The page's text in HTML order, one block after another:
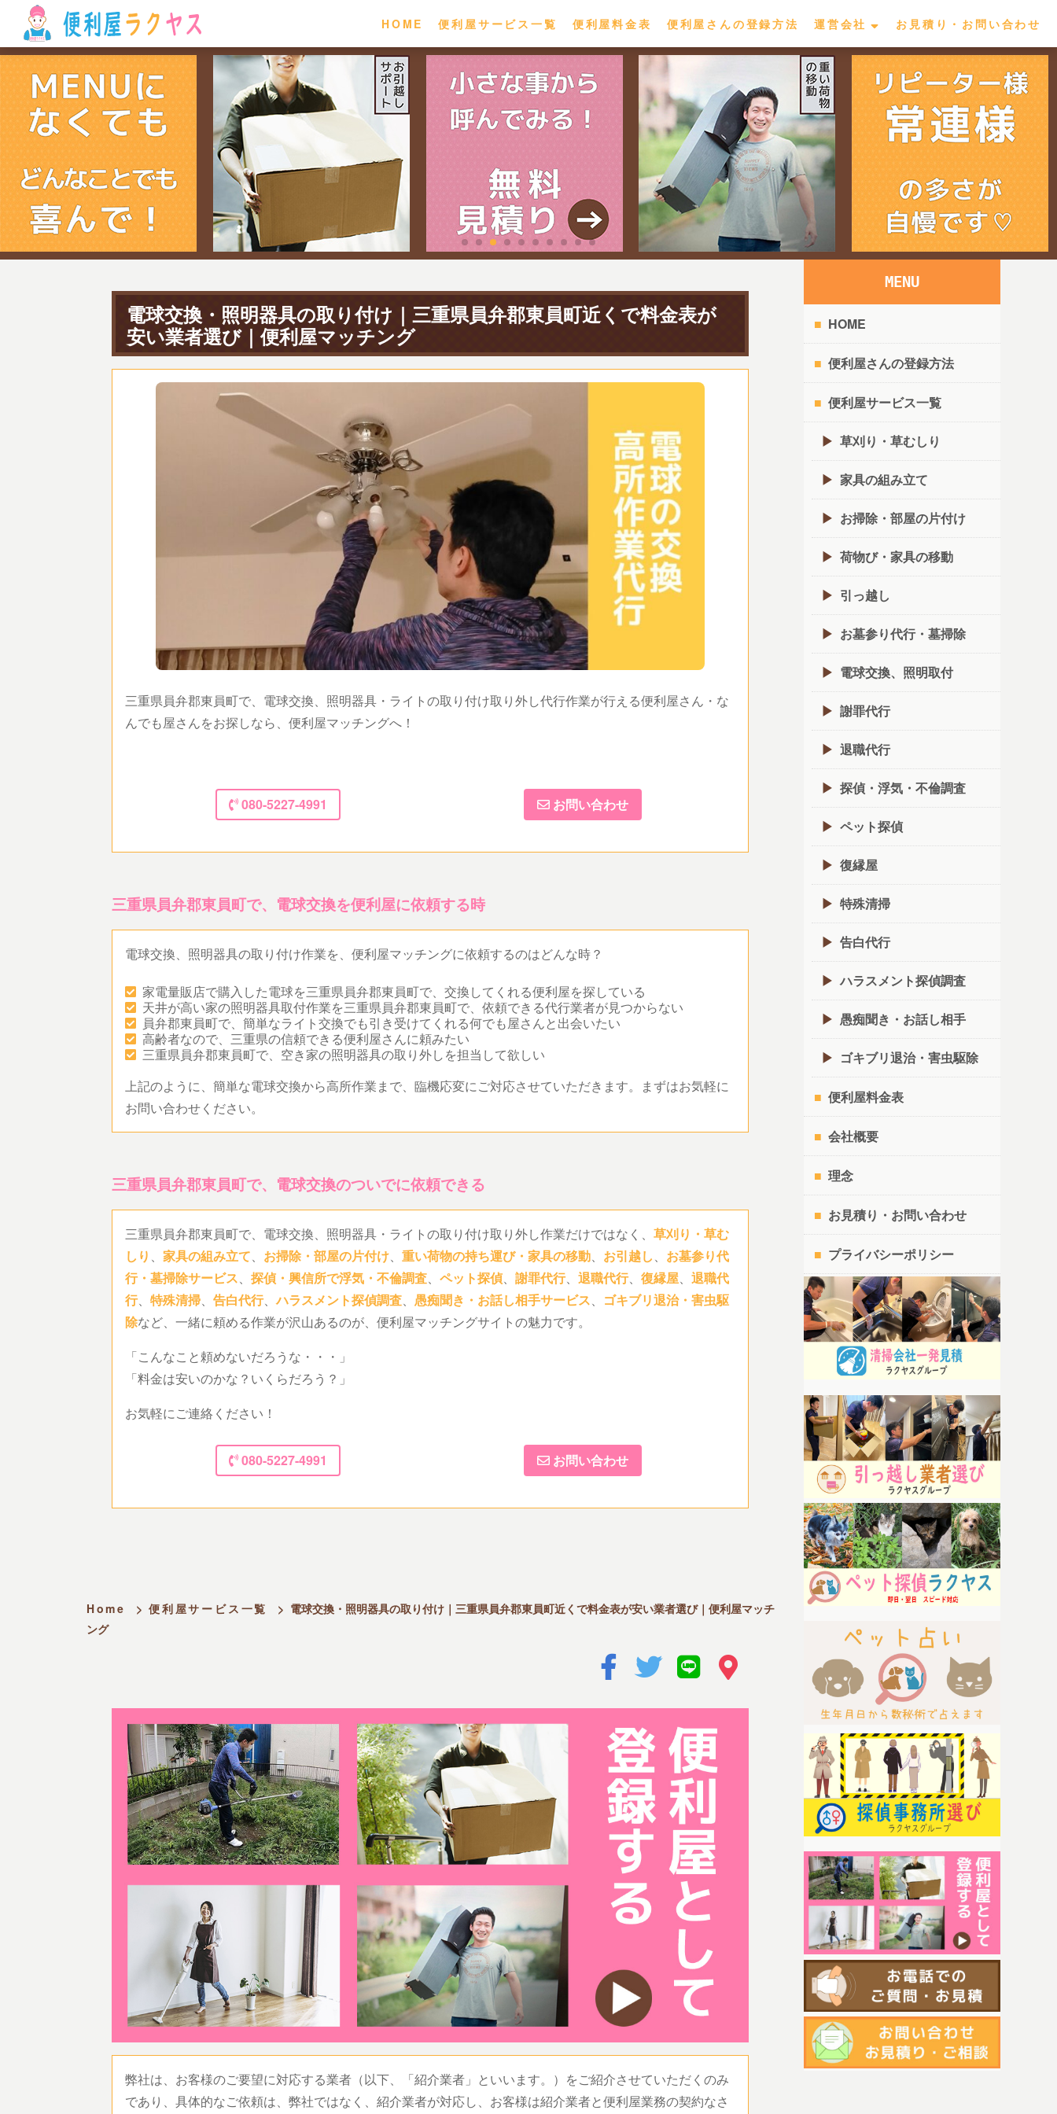
HOME 便利屋サービス一覧 便利屋料金表 便利屋さんの登録方法 運営会社 お見積り・お問い合わせ
電球交換・照明器具の取り付け｜三重県員弁郡東員町近くで料金表が
安い業者選び｜便利屋マッチング
三重県員弁郡東員町で、電球交換、照明器具・ライトの取り付け取り外し代行作業が行える便利屋さん・な
んでも屋さんをお探しなら、便利屋マッチングへ！
080-5227-4991 お問い合わせ
三重県員弁郡東員町で、電球交換を便利屋に依頼する時
電球交換、照明器具の取り付け作業を、便利屋マッチングに依頼するのはどんな時？
家電量販店で購入した電球を三重県員弁郡東員町で、交換してくれる便利屋を探している
天井が高い家の照明器具取付作業を三重県員弁郡東員町で、依頼できる代行業者が見つからない
員弁郡東員町で、簡単なライト交換でも引き受けてくれる何でも屋さんと出会いたい
高齢者なので、三重県の信頼できる便利屋さんに頼みたい
三重県員弁郡東員町で、空き家の照明器具の取り外しを担当して欲しい
上記のように、簡単な電球交換から高所作業まで、臨機応変にご対応させていただきます。まずはお気軽に
お問い合わせください。
三重県員弁郡東員町で、電球交換のついでに依頼できる
三重県員弁郡東員町で、電球交換、照明器具・ライトの取り付け取り外し作業だけではなく、 草刈り・草む
しり 、 家具の組み立て、 お掃除・部屋の片付け、 重い荷物の持ち運び・家具の移動、 お引越し、 お墓参り代
行・墓掃除サービス、 探偵・興信所で浮気・不倫調査、 ペット探偵、 謝罪代行、 退職代行、 復縁屋、 退職代
行、 特殊清掃、 告白代行、ハラスメント探偵調査、 愚痴聞き・お話し相手サービス、 ゴキブリ退治・害虫駆
除など、一緒に頼める作業が沢山あるのが、便利屋マッチングサイトの魅力です。
「こんなこと頼めないだろうな・・・」
「料金は安いのかな？いくらだろう？」
お気軽にご連絡ください！
080-5227-4991 お問い合わせ
Home > 便利屋サービス一覧 > 電球交換・照明器具の取り付け｜三重県員弁郡東員町近くで料金表が安い業者選び｜便利屋マッチ
ング
弊社は、お客様のご要望に対応する業者（以下、「紹介業者」といいます。）をご紹介させていただくのみ
であり、具体的なご依頼は、弊社ではなく、紹介業者が対応し、お客様は紹介業者と便利屋業務の契約なさ
MENU
HOME
便利屋さんの登録方法
便利屋サービス一覧
草刈り・草むしり
家具の組み立て
お掃除・部屋の片付け
荷物び・家具の移動
引っ越し
お墓参り代行・墓掃除
電球交換、照明取付
謝罪代行
退職代行
探偵・浮気・不倫調査
ペット探偵
復縁屋
特殊清掃
告白代行
ハラスメント探偵調査
愚痴聞き・お話し相手
ゴキブリ退治・害虫駆除
便利屋料金表
会社概要
理念
お見積り・お問い合わせ
プライバシーポリシー